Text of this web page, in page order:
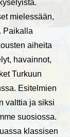
mielessään,
Paikalla
aiheita
havainnot,
Turkuun
Esitelmien
valttia ja siksi
suosiossa.
klassisen